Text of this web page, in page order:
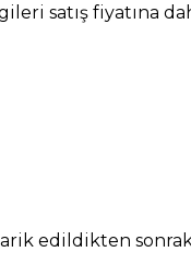
satış fiyatına
edildikten